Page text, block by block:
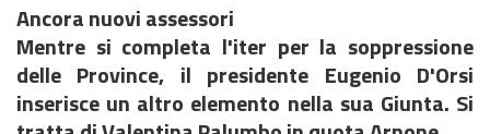
Ancora nuovi assessori
Mentre si completa l'iter per la soppressione
delle Province, il presidente Eugenio D'Orsi
inserisce un altro elemento nella sua Giunta. Si